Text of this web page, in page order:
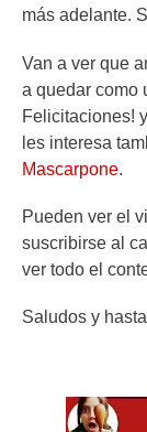
más adelante.
Van a ver que
a quedar como
Felicitaciones!
les interesa
Mascarpone.
Pueden ver el
suscribirse al
ver todo el
Saludos y